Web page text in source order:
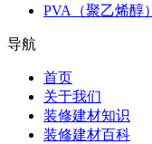
PVA（聚乙烯醇）
导航
首页
关于我们
装修建材知识
装修建材百科